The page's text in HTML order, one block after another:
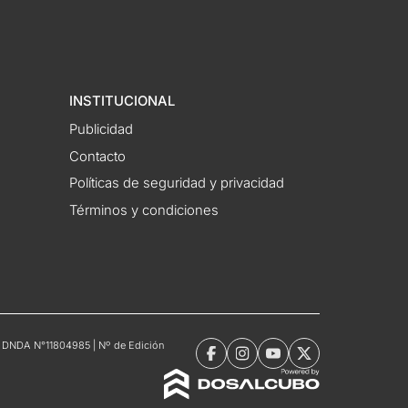
INSTITUCIONAL
Publicidad
Contacto
Políticas de seguridad y privacidad
Términos y condiciones
N°11804985 | Nº de Edición